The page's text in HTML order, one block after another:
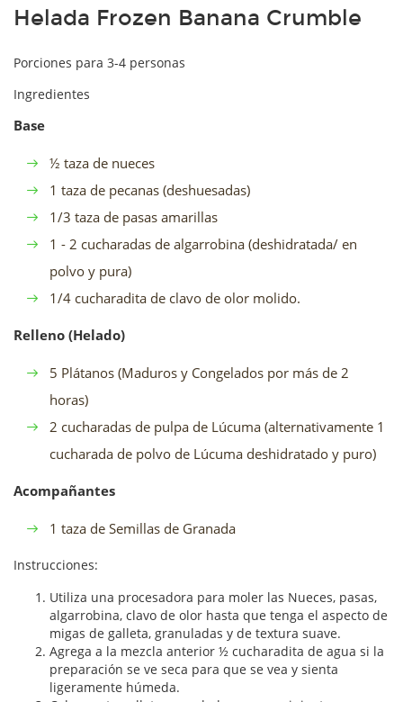
Helada Frozen Banana Crumble
Porciones para 3-4 personas
Ingredientes
Base
½ taza de nueces
1 taza de pecanas (deshuesadas)
1/3 taza de pasas amarillas
1 - 2 cucharadas de algarrobina (deshidratada/ en
polvo y pura)
1/4 cucharadita de clavo de olor molido.
Relleno (Helado)
5 Plátanos (Maduros y Congelados por más de 2
horas)
2 cucharadas de pulpa de Lúcuma (alternativamente 1
cucharada de polvo de Lúcuma deshidratado y puro)
Acompañantes
1 taza de Semillas de Granada
Instrucciones:
Utiliza una procesadora para moler las Nueces, pasas,
algarrobina, clavo de olor hasta que tenga el aspecto de
migas de galleta, granuladas y de textura suave.
Agrega a la mezcla anterior ½ cucharadita de agua si la
preparación se ve seca para que se vea y sienta
ligeramente húmeda.